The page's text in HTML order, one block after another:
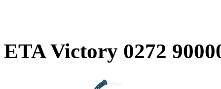
ETA Victory 0272